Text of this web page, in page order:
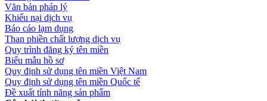
Văn bản pháp lý
Khiếu nại dịch vụ
Báo cáo lạm dụng
Than phiền chất lượng dịch vụ
Quy trình đăng ký tên miền
Biểu mẫu hồ sơ
Quy định sử dụng tên miền Việt Nam
Quy định sử dụng tên miền Quốc tế
Đề xuất tính năng sản phẩm